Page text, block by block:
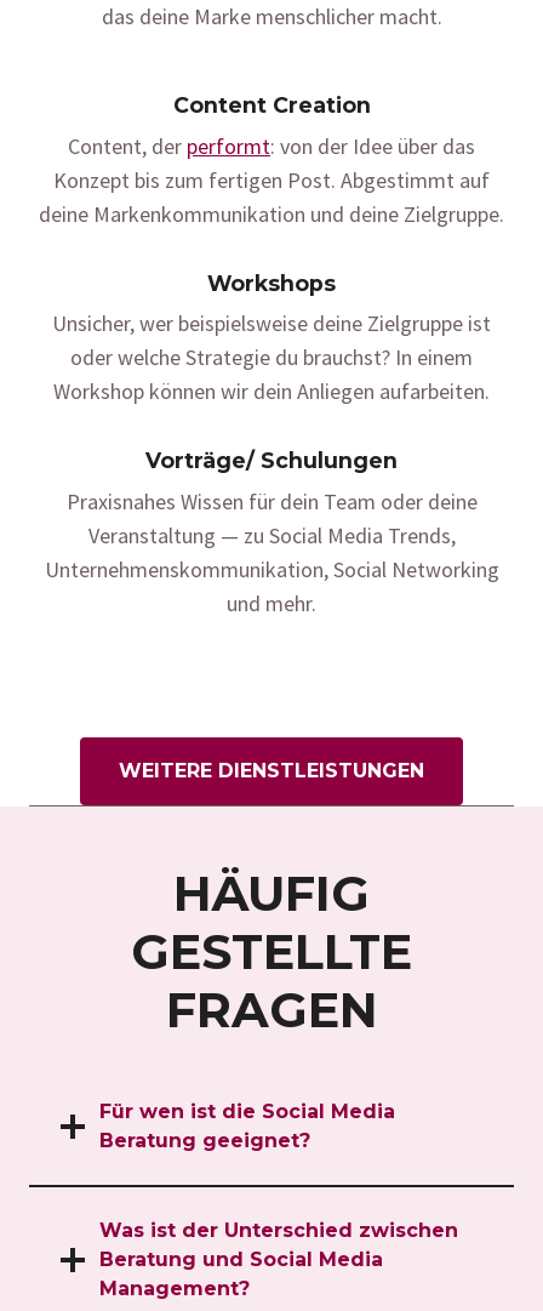
das deine Marke menschlicher macht.
Content Creation
Content, der performt: von der Idee über das
Konzept bis zum fertigen Post. Abgestimmt auf
deine Markenkommunikation und deine Zielgruppe.
Workshops
Unsicher, wer beispielsweise deine Zielgruppe ist
oder welche Strategie du brauchst? In einem
Workshop können wir dein Anliegen aufarbeiten.
Vorträge/ Schulungen
Praxisnahes Wissen für dein Team oder deine
Veranstaltung — zu Social Media Trends,
Unternehmenskommunikation, Social Networking
und mehr.
WEITERE DIENSTLEISTUNGEN
HÄUFIG
GESTELLTE
FRAGEN
Für wen ist die Social Media
Beratung geeignet?
Was ist der Unterschied zwischen
Beratung und Social Media
Management?